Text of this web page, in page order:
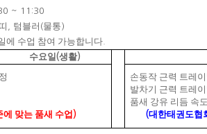
~ 11:30
텀블러 (물통)
에 수업 참여 가능합니다
수요일(생활)
에 맞는 품새 수업)
손동작 근력 트레이
발차기 근력 트레이
품새 강유 리듬 속
(대한태권도협